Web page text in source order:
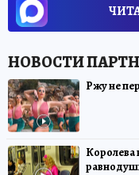
Ржу не
Королева